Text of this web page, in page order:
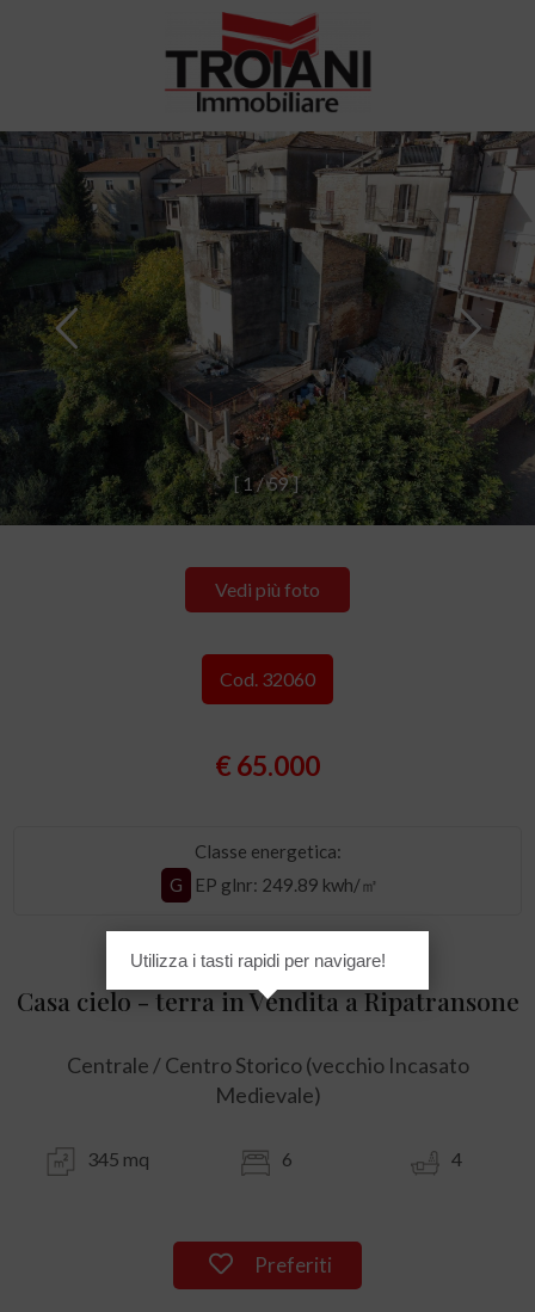
[ 1 /59]
Vedi più foto
Cod. 32060
€ 65.000
Classe energetica:
G
EP glnr: 249.89 kwh/㎡
Casa cielo - terra in Vendita a Ripatransone
Centrale / Centro Storico (vecchio Incasato
Medievale)
345 mq 6 4
Preferiti
Utilizza i tasti rapidi per navigare!